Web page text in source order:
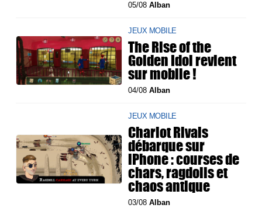
05/08Alban
JEUX MOBILE
The Rise of the
Golden Idol revient
sur mobile !
04/08Alban
JEUX MOBILE
Chariot Rivals
débarque sur
iPhone : courses de
chars, ragdolls et
chaos antique
03/08Alban